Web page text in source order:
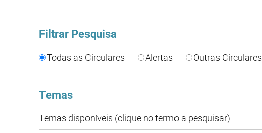
Filtrar Pesquisa
Todas as Circulares Alertas Outras Circulares
Temas
Temas disponíveis (clique no termo a pesquisar)